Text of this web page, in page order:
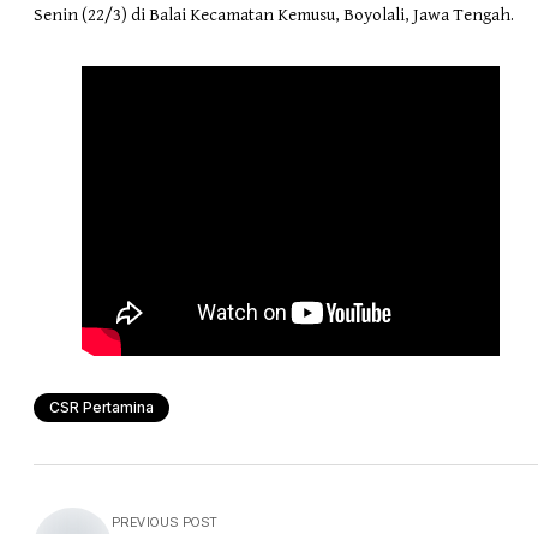
Senin (22/3) di Balai Kecamatan Kemusu, Boyolali, Jawa Tengah.
CSR Pertamina
PREVIOUS POST